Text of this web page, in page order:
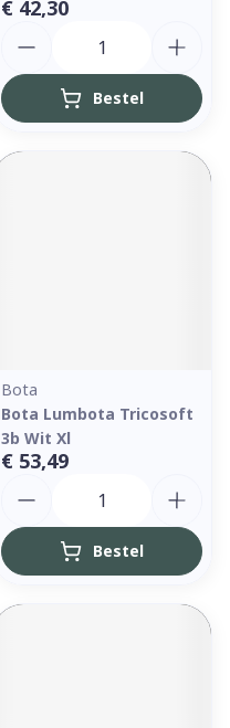
€ 42,30
Bestel
Bota
Bota Lumbota Tricosoft
3b Wit Xl
€ 53,49
Bestel